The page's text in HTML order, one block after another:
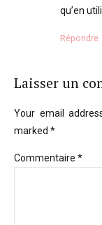
qu’en
Répondre
Laisser un
Your email
marked *
Commentaire *